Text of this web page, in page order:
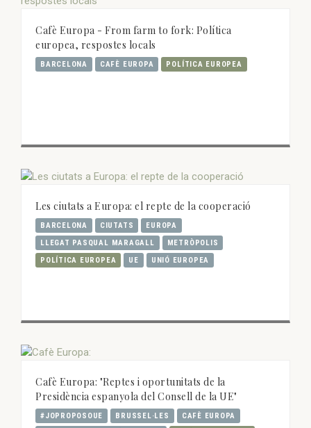
Cafè Europa - From farm to fork: Política
europea, respostes locals
BARCELONA CAFÈ EUROPA POLÍTICA EUROPEA
Les ciutats a Europa: el repte de la cooperació
BARCELONA CIUTATS
EUROPA
LLEGAT PASQUAL MARAGALL
METRÒPOLIS
POLÍTICA EUROPEA
UE UNIÓ EUROPEA
Cafè Europa: "Reptes i oportunitats de la
Presidència espanyola del Consell de la UE"
#JOPROPOSOUE BRUSSEL·LES
CAFÈ EUROPA